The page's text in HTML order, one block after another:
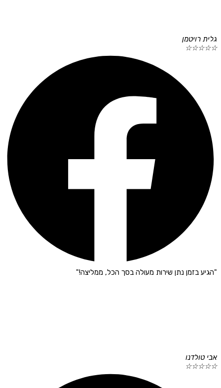
גלית רויטמן
☆
☆
☆
☆
☆
"הגיע בזמן נתן שירות מעולה בסך הכל, ממליצה!"
אבי טולדנו
☆
☆
☆
☆
☆